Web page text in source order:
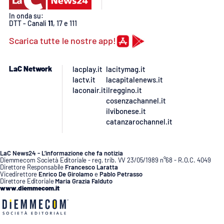
SPECIALI
Buona Sanità Calabria
CALABRIAVISIONE
Storie
LAC
NETWORK
In onda su:
DTT - Canali 11, 17 e 111
Scarica tutte le nostre app!
LaC Network
lacplay.it
lactv.it
laconair.it
lacitymag.it
lacapitalenews.it
ilreggino.it
cosenzachannel.it
ilvibonese.it
catanzarochannel.it
LaC News24 - L’informazione che fa notizia
Diemmecom Società Editoriale - reg. trib. VV 23/05/1989 n°68 - R.O.C. 4049
Direttore Responsabile Francesco Laratta
Vicedirettore Enrico De GirolamoePablo Petrasso
Direttore Editoriale Maria Grazia Falduto
www.diemmecom.it